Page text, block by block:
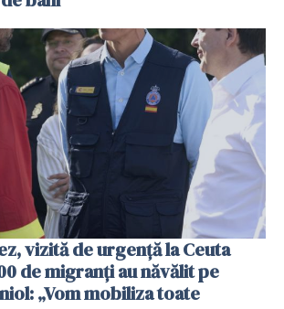
vizită de urgență la Ceuta
de migranți au năvălit pe
„Vom mobiliza toate